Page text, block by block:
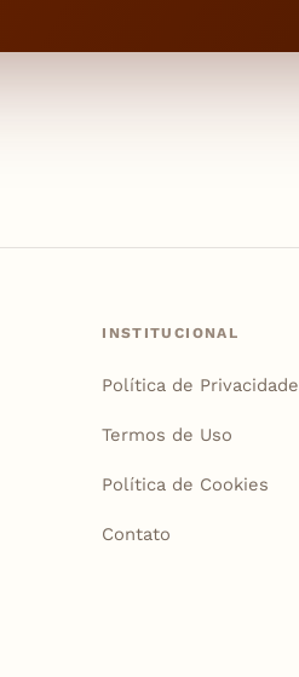
INSTITUCIONAL
Política de Privacidade
Termos de Uso
Política de Cookies
Contato